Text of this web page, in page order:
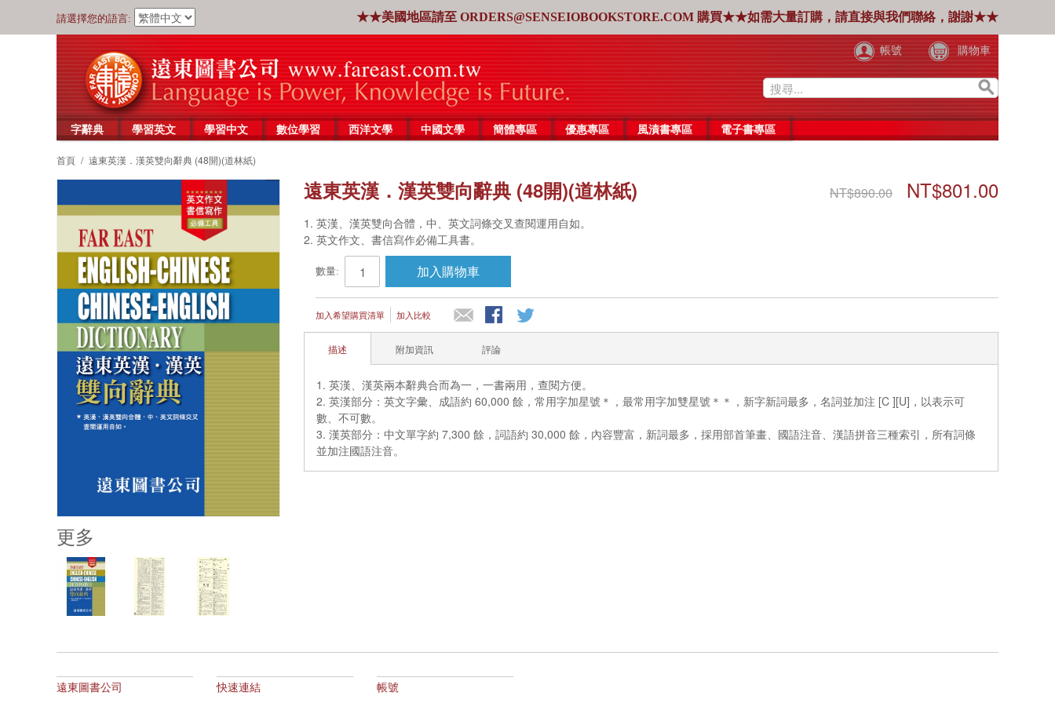
請選擇您的語言: ★★美國地區請至 ORDERS@SENSEIOBOOKSTORE.COM 購買★★如需大量訂購，請直接與我們聯絡，謝謝★★
帳號 購物車
字辭典 學習英文 學習中文 數位學習 西洋文學 中國文學 簡體專區 優惠專區 風漬書專區 電子書專區
首頁 / 遠東英漢．漢英雙向辭典 (48開)(道林紙)
更多
遠東英漢．漢英雙向辭典 (48開)(道林紙) NT$890.00 NT$801.00
1. 英漢、漢英雙向合體，中、英文詞條交叉查閱運用自如。
2. 英文作文、書信寫作必備工具書。
數量: 加入購物車
加入希望購買清單 加入比較
描述 附加資訊 評論
1. 英漢、漢英兩本辭典合而為一，一書兩用，查閱方便。
2. 英漢部分：英文字彙、成語約 60,000 餘，常用字加星號＊，最常用字加雙星號＊＊，新字新詞最多，名詞並加注 [C ][U]，以表示可
數、不可數。
3. 漢英部分：中文單字約 7,300 餘，詞語約 30,000 餘，內容豐富，新詞最多，採用部首筆畫、國語注音、漢語拼音三種索引，所有詞條
並加注國語注音。
遠東圖書公司 快速連結 帳號